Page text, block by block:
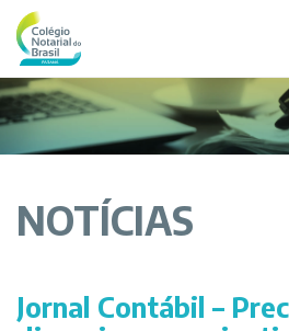
NOTÍCIAS
Jornal Contábil –